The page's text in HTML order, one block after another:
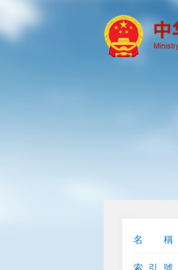
名 稱
索 引 號